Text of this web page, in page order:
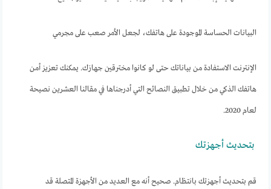
البيانات الحساسة الموجودة على هاتفك، لجعل الأمر صعب على مجرمي
الإنترنت الاستفادة من بياناتك حتى لو كانوا مخترقين جهازك. يمكنك تعزيز أمن
هاتفك الذكي من خلال تطبيق النصائح التي أدرجناها في مقالنا العشرين نصيحة
لعام 2020.
بتحديث أجهزتك
قم بتحديث أجهزتك بانتظام. صحيح أنه مع العديد من الأجهزة المتصلة قد